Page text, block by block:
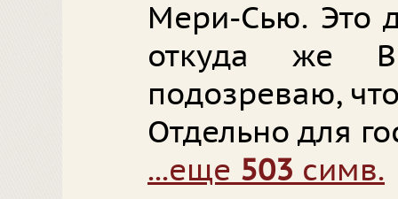
Мери-Сью. Это
откуда же
подозреваю,
Отдельно для
...еще 503 симв.